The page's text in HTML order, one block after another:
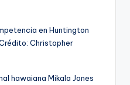
en Huntington
Christopher
hawaiana Mikala Jones